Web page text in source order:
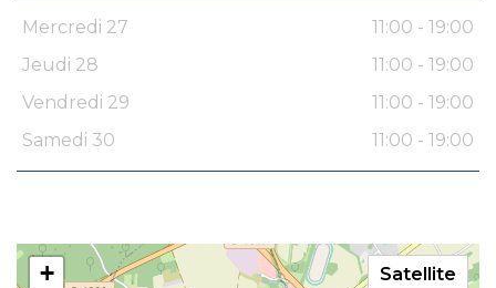
Mercredi 27
11:00 - 19:00
Jeudi 28
11:00 - 19:00
Vendredi 29
11:00 - 19:00
Samedi 30
11:00 - 19:00
+
Satellite